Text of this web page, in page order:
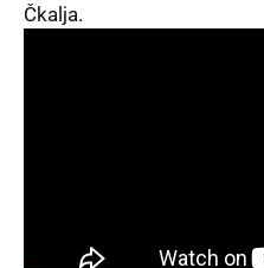
Čkalja.